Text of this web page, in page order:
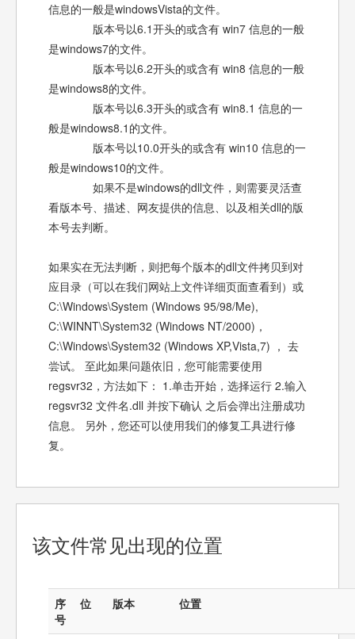
信息的一般是windowsVista的文件。
版本号以6.1开头的或含有 win7 信息的一般
是windows7的文件。
版本号以6.2开头的或含有 win8 信息的一般
是windows8的文件。
版本号以6.3开头的或含有 win8.1 信息的一
般是windows8.1的文件。
版本号以10.0开头的或含有 win10 信息的一
般是windows10的文件。
如果不是windows的dll文件，则需要灵活查
看版本号、描述、网友提供的信息、以及相关dll的版
本号去判断。
如果实在无法判断，则把每个版本的dll文件拷贝到对
应目录（可以在我们网站上文件详细页面查看到）或
C:\Windows\System (Windows 95/98/Me),
C:\WINNT\System32 (Windows NT/2000)，
C:\Windows\System32 (Windows XP,Vista,7) ， 去
尝试。 至此如果问题依旧，您可能需要使用
regsvr32，方法如下： 1.单击开始，选择运行 2.输入
regsvr32 文件名.dll 并按下确认 之后会弹出注册成功
信息。 另外，您还可以使用我们的修复工具进行修
复。
该文件常见出现的位置
序
号
位 版本 位置